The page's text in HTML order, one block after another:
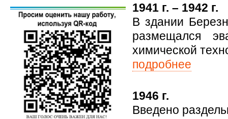
1941 г. – 1942 г.
В здании
размещался
химической
подробнее
1946 г.
Введено